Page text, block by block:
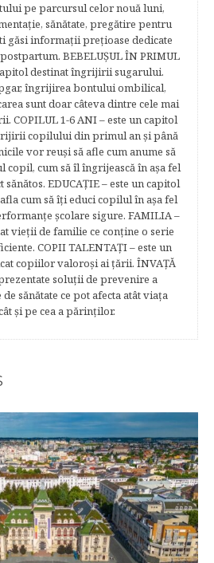
pe parcursul celor nouă luni,
sănătate, pregătire pentru
găsi informaţii preţioase dedicate
BEBELUŞUL ÎN PRIMUL
destinat îngrijirii sugarului.
îngrijirea bontului ombilical,
sunt doar câteva dintre cele mai
COPILUL 1-6 ANI – este un capitol
copilului din primul an şi până
vor reuşi să afle cum anume să
copil, cum să îl îngrijească în aşa fel
sănătos. EDUCAŢIE – este un capitol
cum să îţi educi copilul în aşa fel
şcolare sigure. FAMILIA –
vieţii de familie ce conţine o serie
COPII TALENTAŢI – este un
copiilor valoroși ai țării. ÎNVAŢĂ
soluţii de prevenire a
sănătate ce pot afecta atât viaţa
şi pe cea a părinţilor.